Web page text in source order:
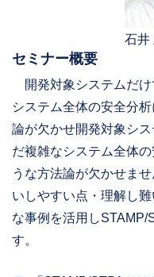
石井
セミナー概要
開発対象システムだけ
システム全体の安全分
論が欠かせ開発対象シ
だ複雑なシステム全体
うな方法論が欠かせま
いしやすい点・理解し
な事例を活用しSTAMP/
す。